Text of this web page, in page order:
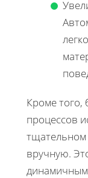
Кроме того,
процессов
тщательном
вручную.
динамичным